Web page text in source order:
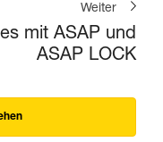
Weiter
mit ASAP und
ASAP LOCK